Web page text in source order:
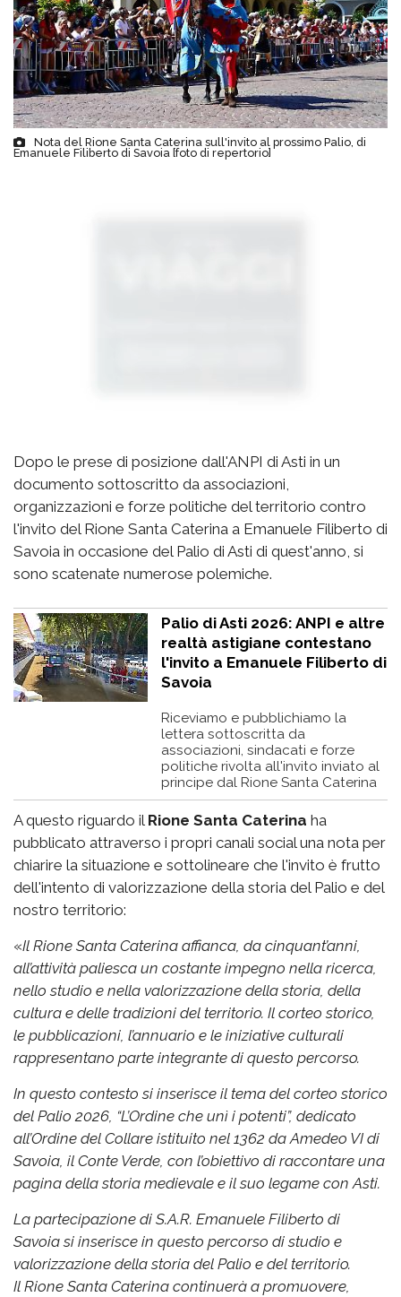
Nota del Rione Santa Caterina sull'invito al prossimo Palio, di
Emanuele Filiberto di Savoia [foto di repertorio]
Dopo le prese di posizione dall'ANPI di Asti in un
documento sottoscritto da associazioni,
organizzazioni e forze politiche del territorio contro
l'invito del Rione Santa Caterina a Emanuele Filiberto di
Savoia in occasione del Palio di Asti di quest'anno, si
sono scatenate numerose polemiche.
Palio di Asti 2026: ANPI e altre
realtà astigiane contestano
l'invito a Emanuele Filiberto di
Savoia
Riceviamo e pubblichiamo la
lettera sottoscritta da
associazioni, sindacati e forze
politiche rivolta all'invito inviato al
principe dal Rione Santa Caterina
A questo riguardo il Rione Santa Caterina ha
pubblicato attraverso i propri canali social una nota per
chiarire la situazione e sottolineare che l'invito è frutto
dell'intento di valorizzazione della storia del Palio e del
nostro territorio:
«Il Rione Santa Caterina affianca, da cinquant’anni,
all’attività paliesca un costante impegno nella ricerca,
nello studio e nella valorizzazione della storia, della
cultura e delle tradizioni del territorio. Il corteo storico,
le pubblicazioni, l’annuario e le iniziative culturali
rappresentano parte integrante di questo percorso.
In questo contesto si inserisce il tema del corteo storico
del Palio 2026, “L’Ordine che unì i potenti”, dedicato
all’Ordine del Collare istituito nel 1362 da Amedeo VI di
Savoia, il Conte Verde, con l’obiettivo di raccontare una
pagina della storia medievale e il suo legame con Asti.
La partecipazione di S.A.R. Emanuele Filiberto di
Savoia si inserisce in questo percorso di studio e
valorizzazione della storia del Palio e del territorio.
Il Rione Santa Caterina continuerà a promuovere,